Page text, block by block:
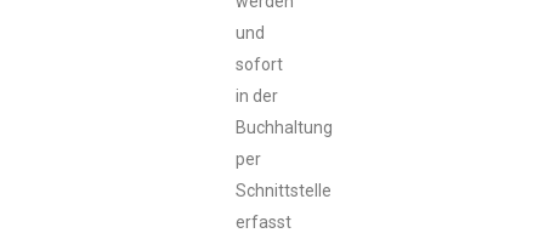
und
sofort
in der
Buchhaltung
per
Schnittstelle
erfasst